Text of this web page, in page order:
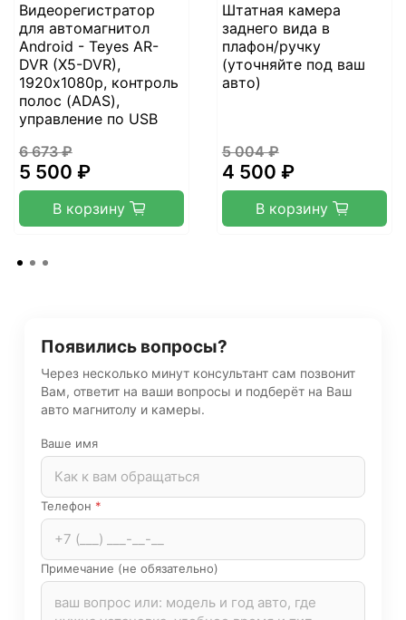
Видеорегистратор
для автомагнитол
Android - Teyes AR-
DVR (X5-DVR),
1920х1080p, контроль
полос (ADAS),
управление по USB
6 673 ₽
5 500 ₽
В корзину
Штатная камера
заднего вида в
плафон/ручку
(уточняйте под ваш
авто)
5 004 ₽
4 500 ₽
В корзину
Появились вопросы?
Через несколько минут консультант сам позвонит
Вам, ответит на ваши вопросы и подберёт на Ваш
авто магнитолу и камеры.
Ваше имя
Телефон *
Примечание (не обязательно)